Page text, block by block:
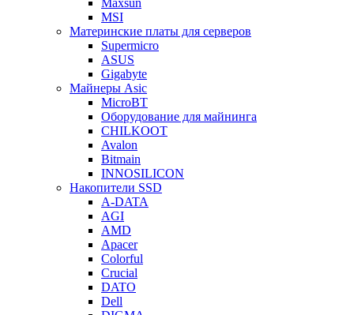
Maxsun
MSI
Материнские платы для серверов
Supermicro
ASUS
Gigabyte
Майнеры Asic
MicroBT
Оборудование для майнинга
CHILKOOT
Avalon
Bitmain
INNOSILICON
Накопители SSD
A-DATA
AGI
AMD
Apacer
Colorful
Crucial
DATO
Dell